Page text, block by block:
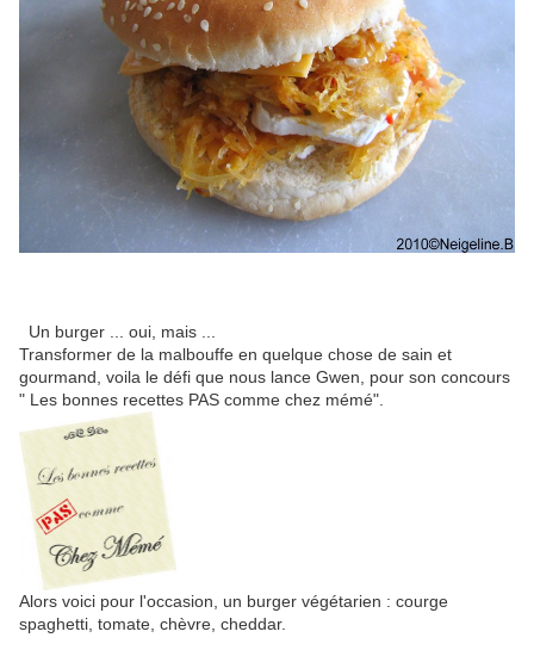
Un burger ... oui, mais ...
Transformer de la malbouffe en quelque chose de sain et
gourmand, voila le défi que nous lance Gwen, pour son concours
" Les bonnes recettes PAS comme chez mémé".
Alors voici pour l'occasion, un burger végétarien : courge
spaghetti, tomate, chèvre, cheddar.